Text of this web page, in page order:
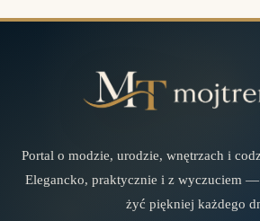
Portal o modzie, urodzie, wnętrzach i
Elegancko, praktycznie i z wyczuciem
żyć piękniej każdego